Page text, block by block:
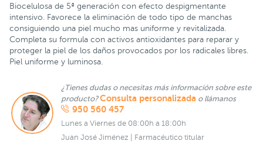
Biocelulosa de 5ª generación con efecto despigmentante
intensivo. Favorece la eliminación de todo tipo de manchas
consiguiendo una piel mucho mas uniforme y revitalizada.
Completa su formula con activos antioxidantes para reparar y
proteger la piel de los daños provocados por los radicales libres.
Piel uniforme y luminosa.
¿Tienes dudas o necesitas más información sobre este
producto?Consulta personalizada o llámanos
950 560 457
Lunes a Viernes de 08:00h a 18:00h
Juan José Jiménez | Farmacéutico titular